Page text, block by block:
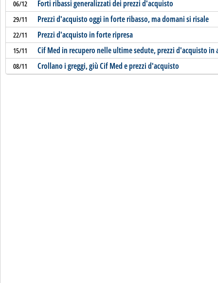
06/12 Forti ribassi generalizzati dei prezzi d'acquisto
29/11 Prezzi d'acquisto oggi in forte ribasso, ma domani si risale
22/11 Prezzi d'acquisto in forte ripresa
15/11 Cif Med in recupero nelle ultime sedute, prezzi d'acquisto in
08/11 Crollano i greggi, giù Cif Med e prezzi d'acquisto